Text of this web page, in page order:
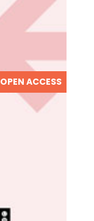
OPEN ACCESS